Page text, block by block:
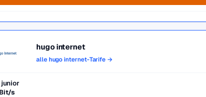
hugo internet
alle hugo internet-Tarife →
s